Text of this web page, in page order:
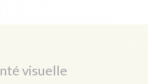
visuelle